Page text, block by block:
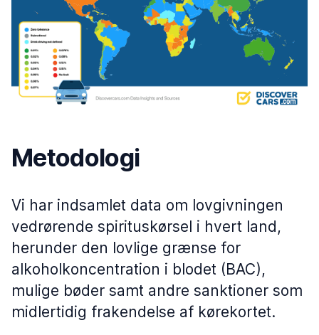
Metodologi
Vi har indsamlet data om lovgivningen
vedrørende spirituskørsel i hvert land,
herunder den lovlige grænse for
alkoholkoncentration i blodet (BAC),
mulige bøder samt andre sanktioner som
midlertidig frakendelse af kørekortet.